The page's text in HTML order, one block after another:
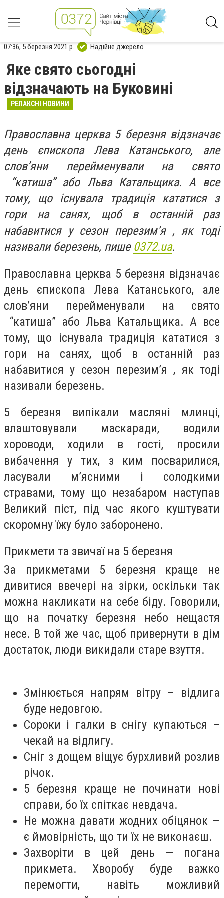
07:36, 5 березня 2021 р. Надійне джерело
Яке свято сьогодні
відзначають на Буковині
РЕЛАКСНІ НОВИНИ
Православна церква 5 березня відзначає
день єпископа Лева Катанського, але
слов’яни перейменували на свято
“катиша” або Льва Катальщика. А все
тому, що існувала традиція кататися з
гори на санях, щоб в останній раз
набавитися у сезон перезим’я , як тоді
називали березень, пише 0372.ua.
Православна церква 5 березня відзначає
день єпископа Лева Катанського, але
слов’яни перейменували на свято
“катиша” або Льва Катальщика. А все
тому, що існувала традиція кататися з
гори на санях, щоб в останній раз
набавитися у сезон перезим’я , як тоді
називали березень.
5 березня випікали масляні млинці,
влаштовували маскаради, водили
хороводи, ходили в гості, просили
вибачення у тих, з ким посварилися,
ласували м’ясними і солодкими
стравами, тому що незабаром наступав
Великий піст, під час якого куштувати
скоромну їжу було заборонено.
Прикмети та звичаї на 5 березня
За прикметами 5 березня краще не
дивитися ввечері на зірки, оскільки так
можна накликати на себе біду. Говорили,
що на початку березня небо нещастя
несе. В той же час, щоб привернути в дім
достаток, люди викидали старе взуття.
Змінюється напрям вітру – відлига
буде недовгою.
Сороки і галки в снігу купаються –
чекай на відлигу.
Сніг з дощем віщує бурхливий розлив
річок.
5 березня краще не починати нові
справи, бо їх спіткає невдача.
Не можна давати жодних обіцянок —
є ймовірність, що ти їх не виконаєш.
Захворіти в цей день — погана
прикмета. Хворобу буде важко
перемогти, навіть можливий